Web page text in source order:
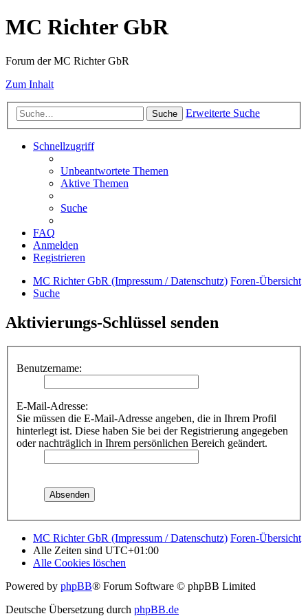
MC Richter GbR
Forum der MC Richter GbR
Zum Inhalt
Suche Erweiterte Suche
Schnellzugriff
Unbeantwortete Themen
Aktive Themen
Suche
FAQ
Anmelden
Registrieren
MC Richter GbR (Impressum / Datenschutz) Foren-Übersicht
Suche
Aktivierungs-Schlüssel senden
Benutzername:
E-Mail-Adresse:
Sie müssen die E-Mail-Adresse angeben, die in Ihrem Profil
hinterlegt ist. Diese haben Sie bei der Registrierung angegeben
oder nachträglich in Ihrem persönlichen Bereich geändert.
MC Richter GbR (Impressum / Datenschutz) Foren-Übersicht
Alle Zeiten sind UTC+01:00
Alle Cookies löschen
Powered by phpBB® Forum Software © phpBB Limited
Deutsche Übersetzung durch phpBB.de